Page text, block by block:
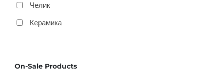
Челик
Керамика
On-Sale Products